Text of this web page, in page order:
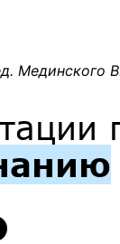
Мединского